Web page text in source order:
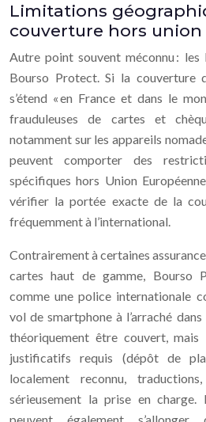
Limitations
couverture hors
Autre point souvent méconnu :
Bourso Protect. Si la couverture
s’étend « en France et dans le
frauduleuses de cartes et
notamment sur les appareils
peuvent comporter des
spécifiques hors Union
vérifier la portée exacte de la
fréquemment à l’international.
Contrairement à certaines
cartes haut de gamme, Bourso
comme une police internationale
vol de smartphone à l’arraché
théoriquement être couvert,
justificatifs requis (dépôt de
localement reconnu,
sérieusement la prise en